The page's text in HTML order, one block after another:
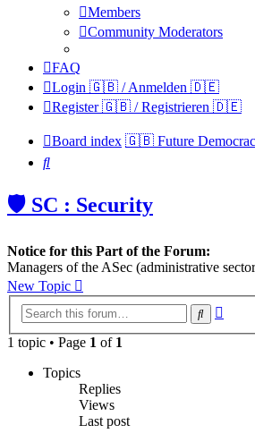
Members
Community Moderators
FAQ
Login 🇬🇧 / Anmelden 🇩🇪
Register 🇬🇧 / Registrieren 🇩🇪
Board index 🇬🇧 Future
Search
🛡️ SC : Security
Notice for this Part of the Forum:
Managers of the ASec (administrative
New Topic
Search
1 topic • Page 1 of 1
Topics
Replies
Views
Last post